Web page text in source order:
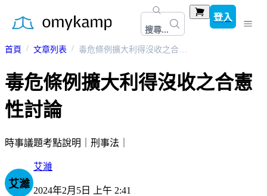
搜尋...
登入
首頁 文章列表 毒危條例擴大利得沒收之合憲性討論
毒危條例擴大利得沒收之合憲
性討論
時事議題考點說明｜刑事法｜
艾濰
艾濰
2024年2月5日 上午 2:41